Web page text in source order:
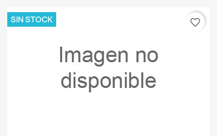
SIN STOCK favorite_border